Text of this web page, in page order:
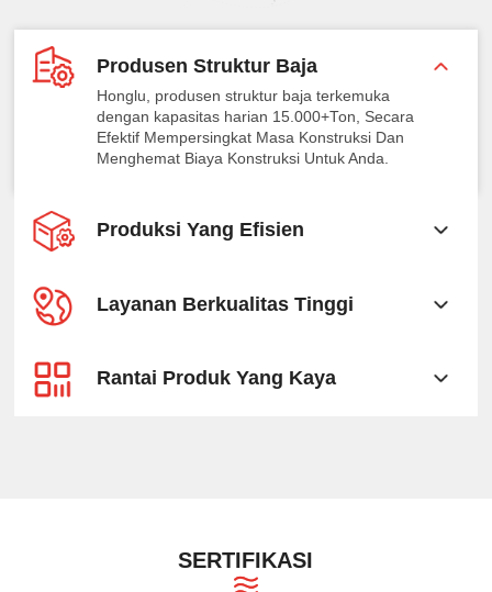
Produsen Struktur Baja
Honglu, produsen struktur baja terkemuka
dengan kapasitas harian 15.000+Ton, Secara
Efektif Mempersingkat Masa Konstruksi Dan
Menghemat Biaya Konstruksi Untuk Anda.
Produksi Yang Efisien
Layanan Berkualitas Tinggi
Rantai Produk Yang Kaya
SERTIFIKASI